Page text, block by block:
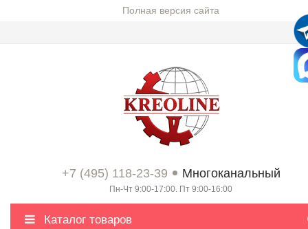
Полная версия сайта
+7 (495) 118-23-39 Многоканальный
Пн-Чт 9:00-17:00. Пт 9:00-16:00
Каталог товаров